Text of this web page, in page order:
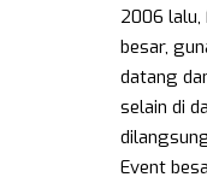
2006 lalu,
besar,
datang
selain di
Event